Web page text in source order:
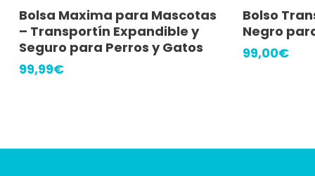
Añadir Al Carrito
Bolsa Maxima para Mascotas
– Transportín Expandible y
Seguro para Perros y Gatos
99,99€
Bolso
Negro
99,00€